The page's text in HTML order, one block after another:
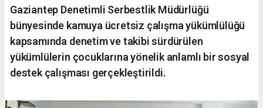
Gaziantep Denetimli Serbestlik Müdürlüğü
bünyesinde kamuya ücretsiz çalışma yükümlülüğü
kapsamında denetim ve takibi sürdürülen
yükümlülerin çocuklarına yönelik anlamlı bir sosyal
destek çalışması gerçekleştirildi.